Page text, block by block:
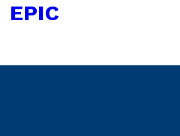
EPIC